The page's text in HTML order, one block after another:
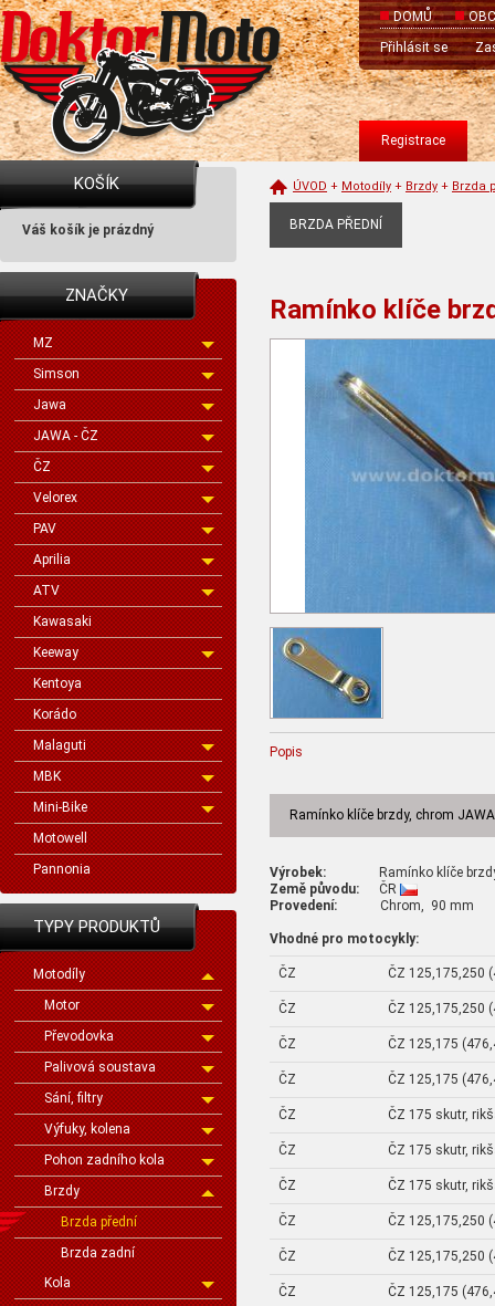
DOMŮ
Přihlásit se
Registrace
KOŠÍK
Váš košík je prázdný
ZNAČKY
MZ
Simson
Jawa
JAWA - ČZ
ČZ
Velorex
PAV
Aprilia
ATV
Kawasaki
Keeway
Kentoya
Korádo
Malaguti
MBK
Mini-Bike
Motowell
Pannonia
TYPY PRODUKTŮ
Motodíly
Motor
Převodovka
Palivová soustava
Sání, filtry
Výfuky, kolena
Pohon zadního kola
Brzdy
Brzda přední
Brzda zadní
Kola
ÚVOD + Motodíly + Brzdy + Brzda
BRZDA PŘEDNÍ
Ramínko klíče
Popis
Ramínko klíče brzdy, chrom
Výrobek: Ramínko klíče
Země původu: ČR
Provedení: Chrom, 90 mm
Vhodné pro motocykly:
ČZ ČZ 125,175,250
ČZ ČZ 125,175,250
ČZ ČZ 125,175
ČZ ČZ 125,175
ČZ ČZ 175 skutr,
ČZ ČZ 175 skutr,
ČZ ČZ 175 skutr,
ČZ ČZ 125,175,250
ČZ ČZ 125,175,250
ČZ ČZ 125,175